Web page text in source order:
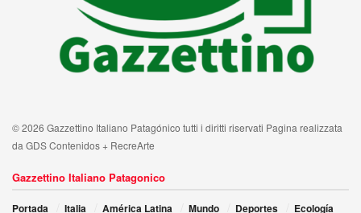
© 2026 Gazzettino Italiano Patagónico tutti i diritti riservati Pagina realizzata
da GDS Contenidos + RecreArte
Gazzettino Italiano Patagonico
Portada Italia América Latina Mundo Deportes Ecología